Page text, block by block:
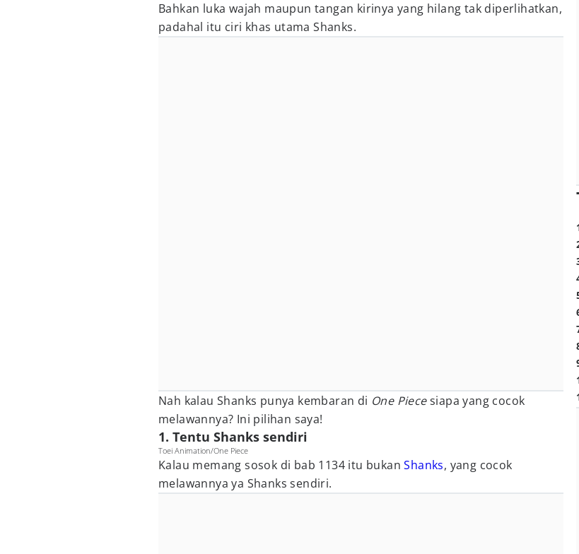
Bahkan luka wajah maupun tangan kirinya yang hilang tak diperlihatkan,
padahal itu ciri khas utama Shanks.
Nah kalau Shanks punya kembaran di One Piecesiapa yang cocok
melawannya? Ini pilihan saya!
1. Tentu Shanks sendiri
Toei Animation/One Piece
Kalau memang sosok di bab 1134 itu bukanShanks, yang cocok
melawannya ya Shanks sendiri.